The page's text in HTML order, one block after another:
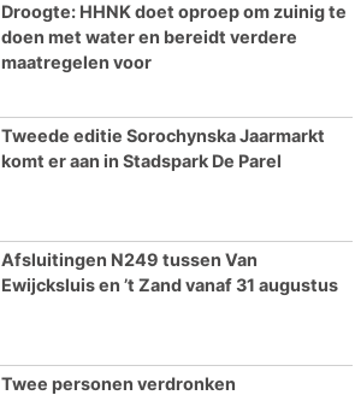
Droogte: HHNK doet oproep om zuinig te
doen met water en bereidt verdere
maatregelen voor
Tweede editie Sorochynska Jaarmarkt
komt er aan in Stadspark De Parel
Afsluitingen N249 tussen Van
Ewijcksluis en ’t Zand vanaf 31 augustus
Twee personen verdronken